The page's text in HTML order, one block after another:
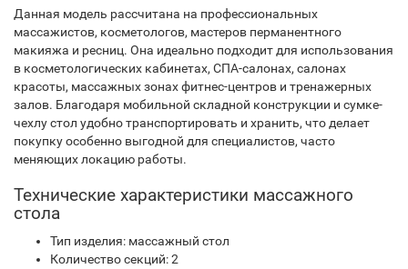
Данная модель рассчитана на профессиональных
массажистов, косметологов, мастеров перманентного
макияжа и ресниц. Она идеально подходит для использования
в косметологических кабинетах, СПА-салонах, салонах
красоты, массажных зонах фитнес-центров и тренажерных
залов. Благодаря мобильной складной конструкции и сумке-
чехлу стол удобно транспортировать и хранить, что делает
покупку особенно выгодной для специалистов, часто
меняющих локацию работы.
Технические характеристики массажного
стола
Тип изделия: массажный стол
Количество секций: 2